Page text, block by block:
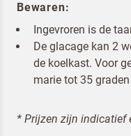
Bewaren:
Ingevroren is de
De glacage kan 2
de koelkast. Voor
marie tot 35 graden
* Prijzen zijn indicatief